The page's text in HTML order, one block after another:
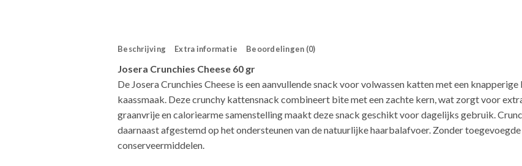
Beschrijving Extra informatie Beoordelingen (0)
Josera Crunchies Cheese 60 gr
De Josera Crunchies Cheese is een aanvullende snack voor volwassen katten met een
kaassmaak. Deze crunchy kattensnack combineert bite met een zachte kern, wat zorgt voor
graanvrije en caloriearme samenstelling maakt deze snack geschikt voor dagelijks gebruik.
daarnaast afgestemd op het ondersteunen van de natuurlijke haarbalafvoer. Zonder
conserveermiddelen.